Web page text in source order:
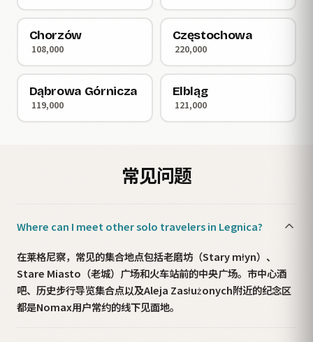
Chorzów
108,000
Częstochowa
220,000
Dąbrowa Górnicza
119,000
Elbląg
121,000
常见问题
Where can I meet other solo travelers in Legnica?
在莱格尼察，常见的集合地点包括老磨坊（Stary młyn）、
Stare Miasto（老城）广场和火车站前的中央广场。市中心酒
吧、历史步行导览集合点以及Aleja Zasłużonych附近的纪念区
都是Nomax用户常约的线下见面地。